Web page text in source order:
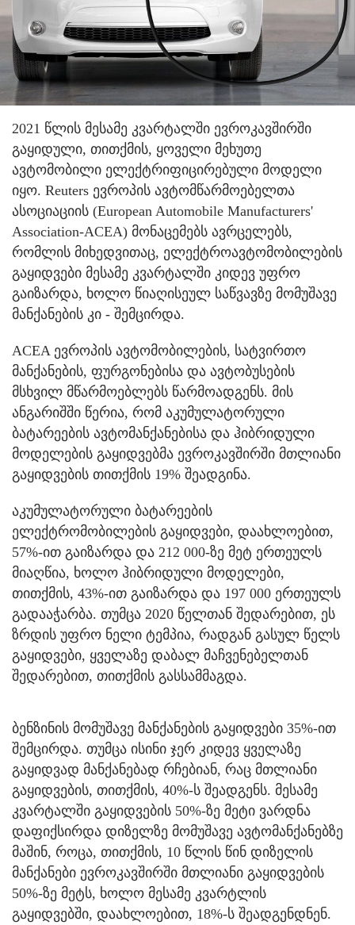
2021 წლის მესამე კვარტალში ევროკავშირში
გაყიდული, თითქმის, ყოველი მეხუთე
ავტომობილი ელექტრიფიცირებული მოდელი
იყო. Reuters ევროპის ავტომწარმოებელთა
ასოციაციის (European Automobile Manufacturers'
Association-ACEA) მონაცემებს ავრცელებს,
რომლის მიხედვითაც, ელექტროავტომობილების
გაყიდვები მესამე კვარტალში კიდევ უფრო
გაიზარდა, ხოლო წიაღისეულ საწვავზე მომუშავე
მანქანების კი - შემცირდა.
ACEA ევროპის ავტომობილების, სატვირთო
მანქანების, ფურგონებისა და ავტობუსების
მსხვილ მწარმოებლებს წარმოადგენს. მის
ანგარიშში წერია, რომ აკუმულატორული
ბატარეების ავტომანქანებისა და ჰიბრიდული
მოდელების გაყიდვებმა ევროკავშირში მთლიანი
გაყიდვების თითქმის 19% შეადგინა.
აკუმულატორული ბატარეების
ელექტრომობილების გაყიდვები, დაახლოებით,
57%-ით გაიზარდა და 212 000-ზე მეტ ერთეულს
მიაღწია, ხოლო ჰიბრიდული მოდელები,
თითქმის, 43%-ით გაიზარდა და 197 000 ერთეულს
გადააჭარბა. თუმცა 2020 წელთან შედარებით, ეს
ზრდის უფრო ნელი ტემპია, რადგან გასულ წელს
გაყიდვები, ყველაზე დაბალ მაჩვენებელთან
შედარებით, თითქმის გასსამმაგდა.
ბენზინის მომუშავე მანქანების გაყიდვები 35%-ით
შემცირდა. თუმცა ისინი ჯერ კიდევ ყველაზე
გაყიდვად მანქანებად რჩებიან, რაც მთლიანი
გაყიდვების, თითქმის, 40%-ს შეადგენს. მესამე
კვარტალში გაყიდვების 50%-ზე მეტი ვარდნა
დაფიქსირდა დიზელზე მომუშავე ავტომანქანებზე
მაშინ, როცა, თითქმის, 10 წლის წინ დიზელის
მანქანები ევროკავშირში მთლიანი გაყიდვების
50%-ზე მეტს, ხოლო მესამე კვარტლის
გაყიდვებში, დაახლოებით, 18%-ს შეადგენდნენ.